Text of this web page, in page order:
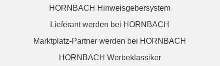
HORNBACH Hinweisgebersystem
Lieferant werden bei HORNBACH
Marktplatz-Partner werden bei HORNBACH
HORNBACH Werbeklassiker